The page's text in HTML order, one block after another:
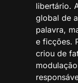
libertário.
global de
palavra,
e ficções.
criou de